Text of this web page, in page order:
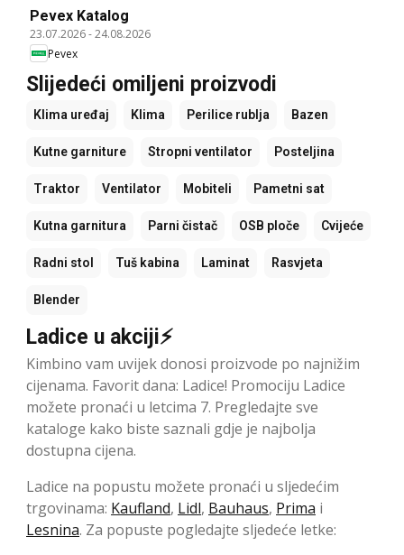
Pevex Katalog
23.07.2026-24.08.2026
Pevex
Slijedeći omiljeni proizvodi
Klima uređaj Klima Perilice rublja Bazen
Kutne garniture Stropni ventilator Posteljina
Traktor Ventilator Mobiteli Pametni sat
Kutna garnitura Parni čistač OSB ploče Cvijeće
Radni stol Tuš kabina Laminat Rasvjeta
Blender
Ladice u akciji⚡
Kimbino vam uvijek donosi proizvode po najnižim
cijenama. Favorit dana: Ladice! Promociju Ladice
možete pronaći u letcima 7. Pregledajte sve
kataloge kako biste saznali gdje je najbolja
dostupna cijena.
Ladice na popustu možete pronaći u sljedećim
trgovinama: Kaufland, Lidl, Bauhaus, Prima i
Lesnina. Za popuste pogledajte sljedeće letke: